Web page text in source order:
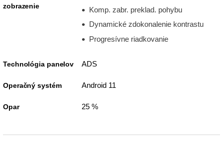
zobrazenie
Komp. zabr. preklad. pohybu
Dynamické zdokonalenie kontrastu
Progresívne riadkovanie
Technológia panelov ADS
Operačný systém Android 11
Opar 25 %